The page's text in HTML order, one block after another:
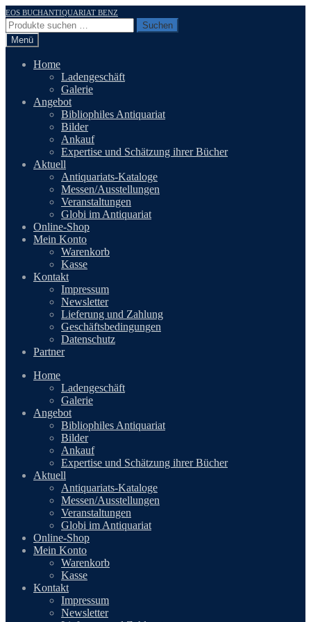
Zur
Navigation
springen
Zum
Inhalt
springen
EOS BUCHANTIQUARIAT BENZ
Suchen
nach:
Suchen
Menü
Home
Ladengeschäft
Galerie
Angebot
Bibliophiles Antiquariat
Bilder
Ankauf
Expertise und Schätzung ihrer Bücher
Aktuell
Antiquariats-Kataloge
Messen/Ausstellungen
Veranstaltungen
Globi im Antiquariat
Online-Shop
Mein Konto
Warenkorb
Kasse
Kontakt
Impressum
Newsletter
Lieferung und Zahlung
Geschäftsbedingungen
Datenschutz
Partner
Home
Ladengeschäft
Galerie
Angebot
Bibliophiles Antiquariat
Bilder
Ankauf
Expertise und Schätzung ihrer Bücher
Aktuell
Antiquariats-Kataloge
Messen/Ausstellungen
Veranstaltungen
Globi im Antiquariat
Online-Shop
Mein Konto
Warenkorb
Kasse
Kontakt
Impressum
Newsletter